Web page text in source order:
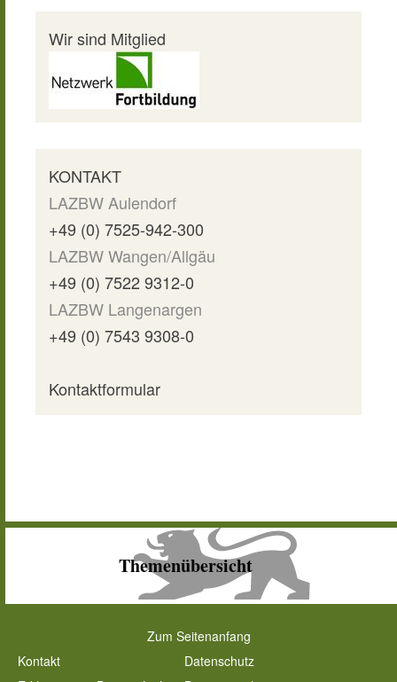
Wir sind Mitglied
KONTAKT
LAZBW Aulendorf
+49 (0) 7525-942-300
LAZBW Wangen/Allgäu
+49 (0) 7522 9312-0
LAZBW Langenargen
+49 (0) 7543 9308-0
Kontaktformular
Themenübersicht
Zum Seitenanfang
Kontakt
Datenschutz